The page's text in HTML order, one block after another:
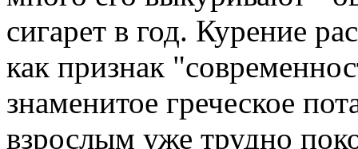
сигарет в год. Курение
как признак
знаменитое греческое
взрослым уже трудно